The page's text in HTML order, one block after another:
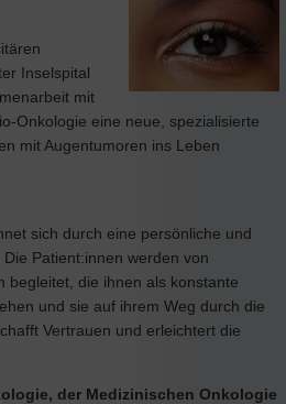
Inselspital
mit
Onkologie eine neue, spezialisierte
mit Augentumoren ins Leben
sich durch eine persönliche und
Patient:innen werden von
begleitet, die ihnen als konstante
und sie auf ihrem Weg durch die
Vertrauen und erleichtert die
der Medizinischen Onkologie